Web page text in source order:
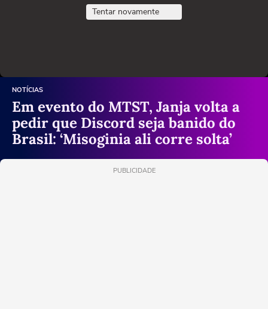
Tentar novamente
NOTÍCIAS
Em evento do MTST, Janja volta a
pedir que Discord seja banido do
Brasil: ‘Misoginia ali corre solta’
PUBLICIDADE